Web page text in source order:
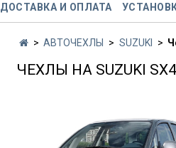
ДОСТАВКА И ОПЛАТА
АВТОЧЕХЛЫ SUZUKI
ЧЕХЛЫ НА SUZUKI